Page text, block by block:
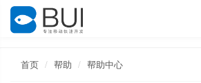
首页 帮助 帮助中心